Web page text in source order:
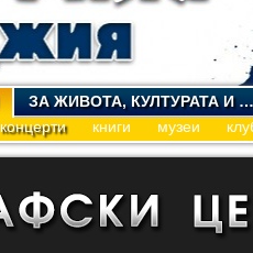
ЗА ЖИВОТА, КУЛТУРАТА И …
концерти книги музеи